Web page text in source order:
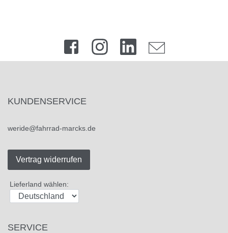
KUNDENSERVICE
weride@fahrrad-marcks.de
Vertrag widerrufen
Lieferland wählen:
SERVICE